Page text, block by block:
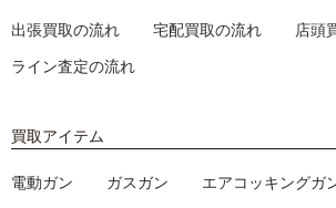
出張買取の流れ 宅配買取の流れ 店頭
ライン査定の流れ
買取アイテム
電動ガン ガスガン エアコッキングガ